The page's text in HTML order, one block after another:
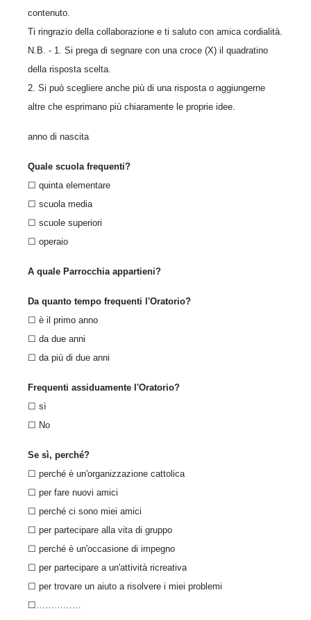
contenuto.
Ti ringrazio della collaborazione e ti saluto con amica cordialità.
N.B. - 1. Si prega di segnare con una croce (X) il quadratino
della risposta scelta.
2. Si può scegliere anche più di una risposta o aggiungerne
altre che esprimano più chiaramente le proprie idee.
anno di nascita
Quale scuola frequenti?
☐ quinta elementare
☐ scuola media
☐ scuole superiori
☐ operaio
A quale Parrocchia appartieni?
Da quanto tempo frequenti l'Oratorio?
☐ è il primo anno
☐ da due anni
☐ da più di due anni
Frequenti assiduamente l'Oratorio?
☐ sì
☐ No
Se sì, perché?
☐ perché è un'organizzazione cattolica
☐ per fare nuovi amici
☐ perché ci sono miei amici
☐ per partecipare alla vita di gruppo
☐ perché è un'occasione di impegno
☐ per partecipare a un'attività ricreativa
☐ per trovare un aiuto a risolvere i miei problemi
☐……………